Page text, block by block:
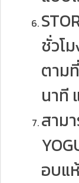
ชั่วโ
ตาม
นาที
สาม
อบแ